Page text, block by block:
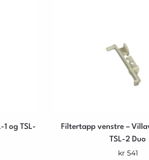
og TSL-
Filtertapp venstre –
TSL-2 Duo
kr 541